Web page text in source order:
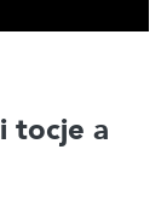
tocje a